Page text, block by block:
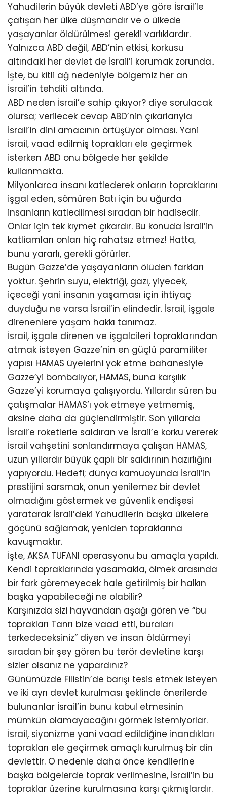
Yahudilerin büyük devleti ABD’ye göre İsrail’le
çatışan her ülke düşmandır ve o ülkede
yaşayanlar öldürülmesi gerekli varlıklardır.
Yalnızca ABD değil, ABD’nin etkisi, korkusu
altındaki her devlet de İsrail’i korumak zorunda..
İşte, bu kitli ağ nedeniyle bölgemiz her an
İsrail’in tehditi altında.
ABD neden İsrail’e sahip çıkıyor? diye sorulacak
olursa; verilecek cevap ABD’nin çıkarlarıyla
İsrail’in dini amacının örtüşüyor olması. Yani
İsrail, vaad edilmiş toprakları ele geçirmek
isterken ABD onu bölgede her şekilde
kullanmakta.
Milyonlarca insanı katlederek onların topraklarını
işgal eden, sömüren Batı için bu uğurda
insanların katledilmesi sıradan bir hadisedir.
Onlar için tek kıymet çıkardır. Bu konuda İsrail’in
katliamları onları hiç rahatsız etmez! Hatta,
bunu yararlı, gerekli görürler.
Bugün Gazze’de yaşayanların ölüden farkları
yoktur. Şehrin suyu, elektriği, gazı, yiyecek,
içeceği yani insanın yaşaması için ihtiyaç
duyduğu ne varsa İsrail’in elindedir. İsrail, işgale
direnenlere yaşam hakkı tanımaz.
İsrail, işgale direnen ve işgalcileri topraklarından
atmak isteyen Gazze’nin en güçlü paramiliter
yapısı HAMAS üyelerini yok etme bahanesiyle
Gazze’yi bombalıyor, HAMAS, buna karşılık
Gazze’yi korumaya çalışıyordu. Yıllardır süren bu
çatışmalar HAMAS’ı yok etmeye yetmemiş,
aksine daha da güçlendirmiştir. Son yıllarda
İsrail’e roketlerle saldıran ve İsrail’e korku vererek
İsrail vahşetini sonlandırmaya çalışan HAMAS,
uzun yıllardır büyük çaplı bir saldırının hazırlığını
yapıyordu. Hedefi; dünya kamuoyunda İsrail’in
prestijini sarsmak, onun yenilemez bir devlet
olmadığını göstermek ve güvenlik endişesi
yaratarak İsrail’deki Yahudilerin başka ülkelere
göçünü sağlamak, yeniden topraklarına
kavuşmaktır.
İşte, AKSA TUFANI operasyonu bu amaçla yapıldı.
Kendi topraklarında yasamakla, ölmek arasında
bir fark göremeyecek hale getirilmiş bir halkın
başka yapabileceği ne olabilir?
Karşınızda sizi hayvandan aşağı gören ve “bu
toprakları Tanrı bize vaad etti, buraları
terkedeceksiniz” diyen ve insan öldürmeyi
sıradan bir şey gören bu terör devletine karşı
sizler olsanız ne yapardınız?
Günümüzde Filistin’de barışı tesis etmek isteyen
ve iki ayrı devlet kurulması şeklinde önerilerde
bulunanlar İsrail’in bunu kabul etmesinin
mümkün olamayacağını görmek istemiyorlar.
İsrail, siyonizme yani vaad edildiğine inandıkları
toprakları ele geçirmek amaçlı kurulmuş bir din
devlettir. O nedenle daha önce kendilerine
başka bölgelerde toprak verilmesine, İsrail’in bu
topraklar üzerine kurulmasına karşı çıkmışlardır.